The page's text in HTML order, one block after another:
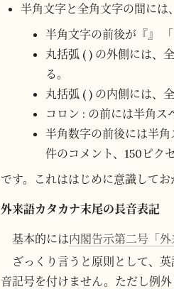
半角文字と全角文字の間には
半角文字の前後が『』
丸括弧 ( ) の外側には、
る。
丸括弧 ( ) の内側には、
コロン : の前には半角ス
半角数字の前後には半
件のコメント、150ピク
です。これははじめに意識して
外来語カタカナ末尾の長音表記
基本的には内閣告示第二号「外
ざっくり言うと原則として、
音記号を付けません。ただし例外